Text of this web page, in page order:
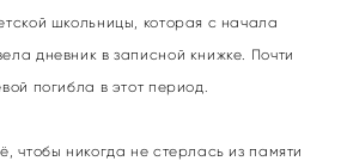
школьницы, которая с начала
дневник в записной книжке. Почти
погибла в этот период.
чтобы никогда не стерлась из памяти